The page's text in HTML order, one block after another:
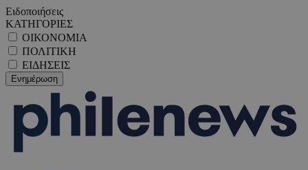
Ειδοποιήσεις
ΚΑΤΗΓΟΡΙΕΣ
ΟΙΚΟΝΟΜΙΑ
ΠΟΛΙΤΙΚΗ
ΕΙΔΗΣΕΙΣ